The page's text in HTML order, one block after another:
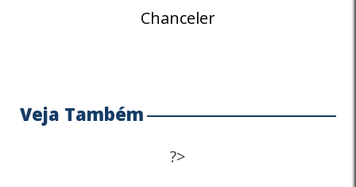
Chanceler
Veja Também
?>